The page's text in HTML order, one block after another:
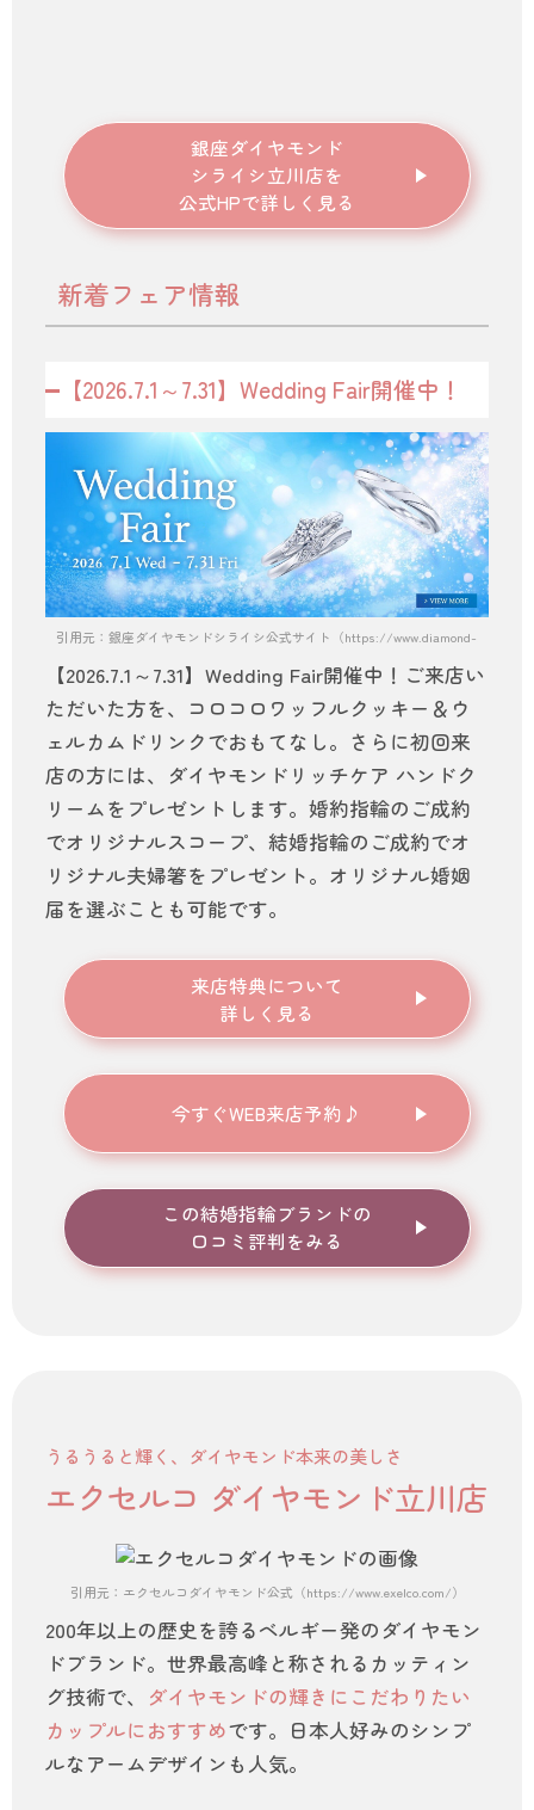
銀座ダイヤモンド
シライシ立川店を
公式HPで詳しく見る
新着フェア情報
【2026.7.1～7.31】Wedding Fair開催中！
引用元：銀座ダイヤモンドシライシ公式サイト（https://www.diamond-
【2026.7.1～7.31】Wedding Fair開催中！ご来店い
ただいた方を、コロコロワッフルクッキー＆ウ
ェルカムドリンクでおもてなし。さらに初回来
店の方には、ダイヤモンドリッチケア ハンドク
リームをプレゼントします。婚約指輪のご成約
でオリジナルスコープ、結婚指輪のご成約でオ
リジナル夫婦箸をプレゼント。オリジナル婚姻
届を選ぶことも可能です。
来店特典について
詳しく見る
今すぐWEB来店予約♪
この結婚指輪ブランドの
口コミ評判をみる
うるうると輝く、ダイヤモンド本来の美しさ
エクセルコ ダイヤモンド立川店
引用元：エクセルコダイヤモンド公式（https://www.exelco.com/）
200年以上の歴史を誇るベルギー発のダイヤモン
ドブランド。世界最高峰と称されるカッティン
グ技術で、
ダイヤモンドの輝きにこだわりたい
カップルにおすすめです。日本人好みのシンプ
ルなアームデザインも人気。